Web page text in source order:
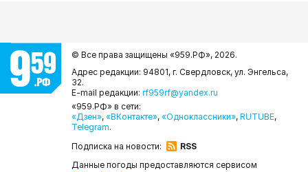
© Все права защищены «959.РФ», 2026.
Адрес редакции: 94801, г. Свердловск, ул. Энгельса,
32.
E-mail редакции: rf959rf@yandex.ru
«959.РФ» в сети:
«Дзен», «ВКонтакте», «Одноклассники», RUTUBE,
Telegram.
Подписка на новости:
RSS
Данные погоды предоставляются сервисом